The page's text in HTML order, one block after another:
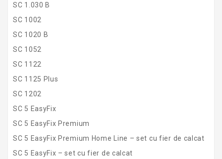
SC 1.030 B
SC 1002
SC 1020 B
SC 1052
SC 1122
SC 1125 Plus
SC 1202
SC 5 EasyFix
SC 5 EasyFix Premium
SC 5 EasyFix Premium Home Line – set cu fier de calcat
SC 5 EasyFix – set cu fier de calcat